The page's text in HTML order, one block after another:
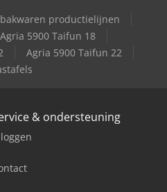
productielijnen
Agria 5900 Taifun 18
Agria 5900 Taifun 22
& ondersteuning